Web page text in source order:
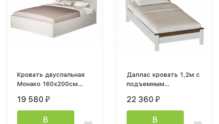
Кровать двуспальная
Монако 160х200см
подъемным
механизмом
19 580 ₽
В
Даллас кровать 1,2м с
подъемным
22 360 ₽
В